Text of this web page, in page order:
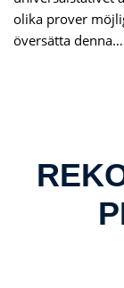
olika prover
översätta denna…